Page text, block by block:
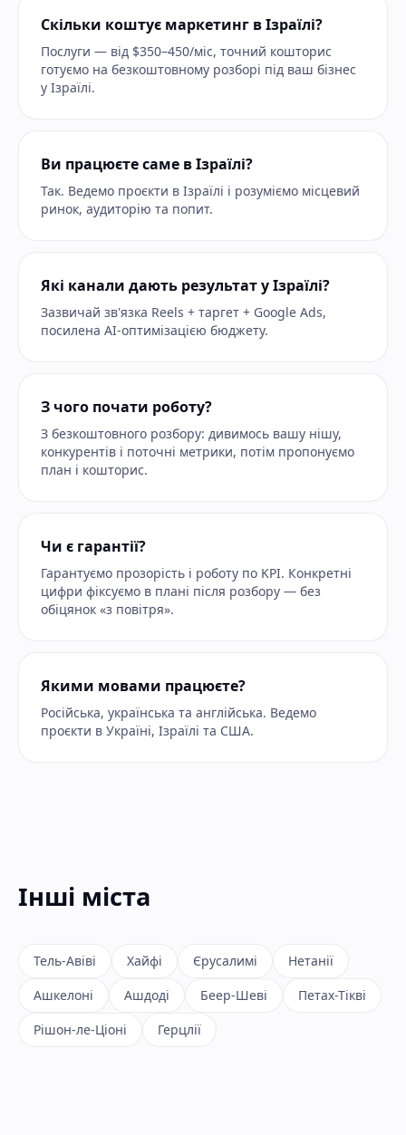
Скільки коштує маркетинг в Ізраїлі?
Послуги — від $350–450/міс, точний кошторис
готуємо на безкоштовному розборі під ваш бізнес
у Ізраїлі.
Ви працюєте саме в Ізраїлі?
Так. Ведемо проєкти в Ізраїлі і розуміємо місцевий
ринок, аудиторію та попит.
Які канали дають результат у Ізраїлі?
Зазвичай зв'язка Reels + таргет + Google Ads,
посилена AI-оптимізацією бюджету.
З чого почати роботу?
З безкоштовного розбору: дивимось вашу нішу,
конкурентів і поточні метрики, потім пропонуємо
план і кошторис.
Чи є гарантії?
Гарантуємо прозорість і роботу по KPI. Конкретні
цифри фіксуємо в плані після розбору — без
обіцянок «з повітря».
Якими мовами працюєте?
Російська, українська та англійська. Ведемо
проєкти в Україні, Ізраїлі та США.
Інші міста
Тель-Авіві Хайфі Єрусалимі
Нетанії
Ашкелоні
Ашдоді Беер-Шеві
Петах-Тікві
Рішон-ле-Ціоні
Герцлії